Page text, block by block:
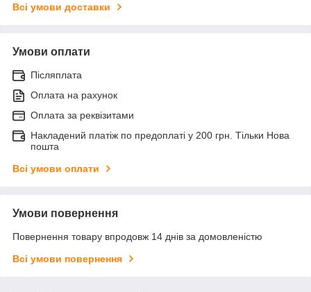
Всі умови доставки
Умови оплати
Післяплата
Оплата на рахунок
Оплата за реквізитами
Накладений платіж по предоплаті у 200 грн. Тільки Нова
пошта
Всі умови оплати
Умови повернення
Повернення товару впродовж 14 днів за домовленістю
Всі умови повернення